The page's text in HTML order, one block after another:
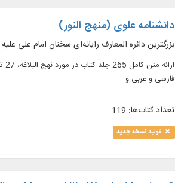
دانشنامه علوی (منهج النور)
بزرگترین دائره المعارف رایانه‌ای سخنان امام علی
فارسى و عربى و ...
تعداد کتاب‌ها: 119
تولید نسخه جدید